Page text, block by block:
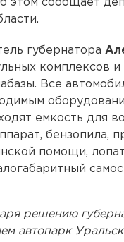
этом сообщает
губернатора
комплексов
Все
емкость для
бензопила,
помощи,
решению
автопарк